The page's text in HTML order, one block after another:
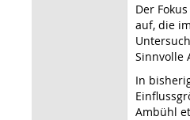
Der
auf, die
Sinnvolle
In
Ambühl